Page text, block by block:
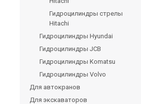
Гидроцилиндры стрелы
Hitachi
Гидроцилиндры Hyundai
Гидроцилиндры JCB
Гидроцилиндры Komatsu
Гидроцилиндры Volvo
Для автокранов
Для экскаваторов